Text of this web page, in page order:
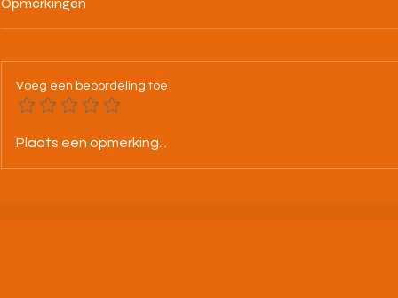
Tweeloop A.C. Alken: Vorm
Opmerkingen
Voeg een beoordeling toe
Plaats een opmerking...